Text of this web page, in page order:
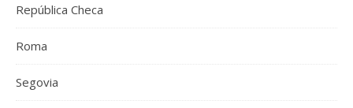
República Checa
Roma
Segovia